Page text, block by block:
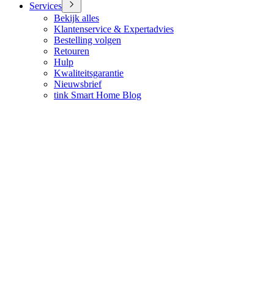
Services
Bekijk alles
Klantenservice & Expertadvies
Bestelling volgen
Retouren
Hulp
Kwaliteitsgarantie
Nieuwsbrief
tink Smart Home Blog